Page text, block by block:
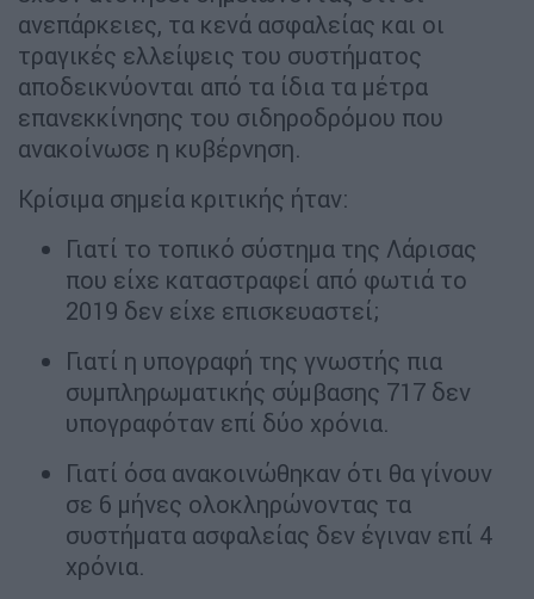
ανεπάρκειες, τα κενά ασφαλείας και οι
τραγικές ελλείψεις του συστήματος
αποδεικνύονται από τα ίδια τα μέτρα
επανεκκίνησης του σιδηροδρόμου που
ανακοίνωσε η κυβέρνηση.
Κρίσιμα σημεία κριτικής ήταν:
Γιατί το τοπικό σύστημα της Λάρισας
που είχε καταστραφεί από φωτιά το
2019 δεν είχε επισκευαστεί;
Γιατί η υπογραφή της γνωστής πια
συμπληρωματικής σύμβασης 717 δεν
υπογραφόταν επί δύο χρόνια.
Γιατί όσα ανακοινώθηκαν ότι θα γίνουν
σε 6 μήνες ολοκληρώνοντας τα
συστήματα ασφαλείας δεν έγιναν επί 4
χρόνια.